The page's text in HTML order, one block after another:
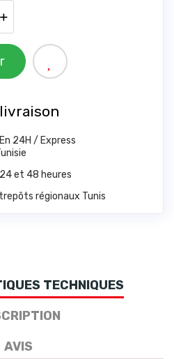
24H / Express
régionaux Tunis
et 48 heures
TECHNIQUES
AVIS